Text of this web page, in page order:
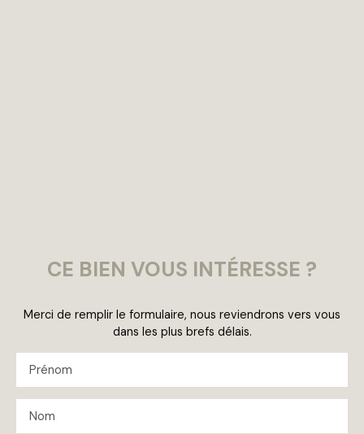
CE BIEN VOUS INTÉRESSE ?
Merci de remplir le formulaire, nous reviendrons vers vous
dans les plus brefs délais.
Prénom
Nom